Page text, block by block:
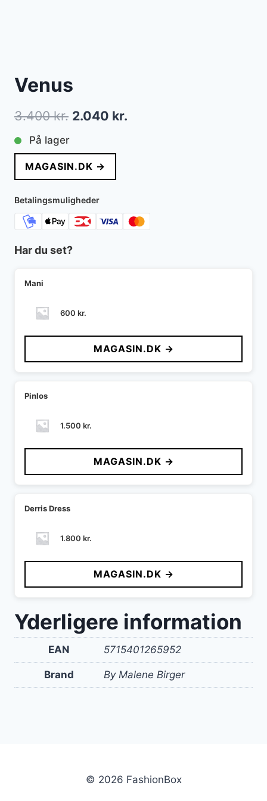
Venus
3.400kr. Den
pris
var:
3.400 kr..
2.040 kr.
På lager
MAGASIN.DK →
Betalingsmuligheder
Har du set?
Mani
600 kr.
MAGASIN.DK →
Pinlos
1.500 kr.
MAGASIN.DK →
Derris Dress
1.800 kr.
MAGASIN.DK →
Yderligere information
EAN 5715401265952
Brand By Malene Birger
© 2026 FashionBox